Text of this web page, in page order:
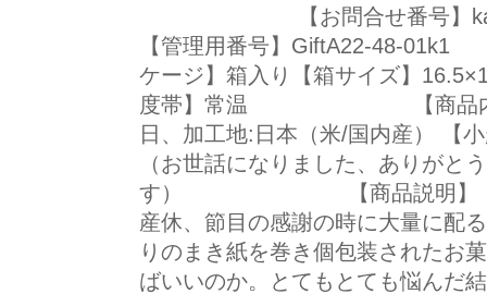
【お問合せ番号
【管理用番号】GiftA22-
ケージ】箱入り【箱サイズ】
度帯】常温 【商品内容】
日、加工地:日本（米/国内産） 【
（お世話になりました、ありがと
す） 【商品説明】「あり
産休、節目の感謝の時に大量に配
りのまき紙を巻き個包装されたお
ばいいのか。とてもとても悩んだ